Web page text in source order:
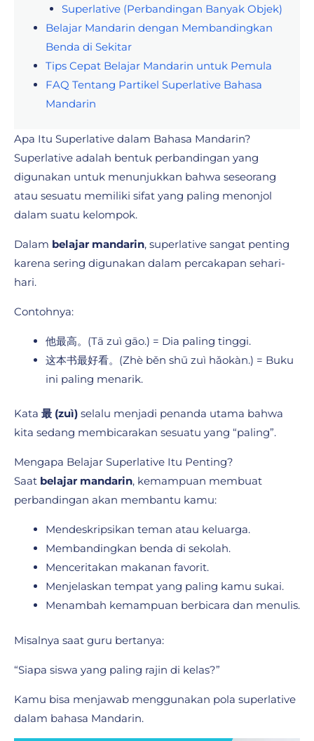
Superlative (Perbandingan Banyak Objek)
Belajar Mandarin dengan Membandingkan
Benda di Sekitar
Tips Cepat Belajar Mandarin untuk Pemula
FAQ Tentang Partikel Superlative Bahasa
Mandarin
Apa Itu Superlative dalam Bahasa Mandarin?
Superlative adalah bentuk perbandingan yang
digunakan untuk menunjukkan bahwa seseorang
atau sesuatu memiliki sifat yang paling menonjol
dalam suatu kelompok.
Dalam belajar mandarin, superlative sangat penting
karena sering digunakan dalam percakapan sehari-
hari.
Contohnya:
他最高。(Tā zuì gāo.) = Dia paling tinggi.
这本书最好看。(Zhè běn shū zuì hǎokàn.) = Buku
ini paling menarik.
Kata 最 (zuì) selalu menjadi penanda utama bahwa
kita sedang membicarakan sesuatu yang “paling”.
Mengapa Belajar Superlative Itu Penting?
Saat belajar mandarin, kemampuan membuat
perbandingan akan membantu kamu:
Mendeskripsikan teman atau keluarga.
Membandingkan benda di sekolah.
Menceritakan makanan favorit.
Menjelaskan tempat yang paling kamu sukai.
Menambah kemampuan berbicara dan menulis.
Misalnya saat guru bertanya:
“Siapa siswa yang paling rajin di kelas?”
Kamu bisa menjawab menggunakan pola superlative
dalam bahasa Mandarin.